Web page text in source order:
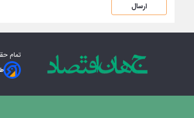
ارسال
تمام